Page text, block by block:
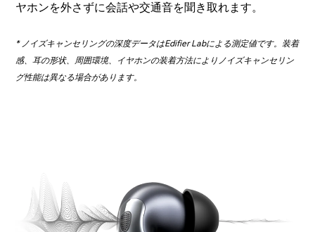
ヤホンを外さずに会話や交通音を聞き取れます。
* ノイズキャンセリングの深度データはEdifier Labによる測定値です。装着
感、耳の形状、周囲環境、イヤホンの装着方法によりノイズキャンセリン
グ性能は異なる場合があります。